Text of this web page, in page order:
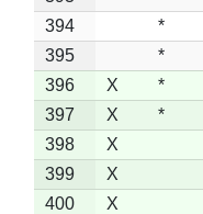
394
*
395
*
396
X *
397
X *
398
X
399
X
400
X